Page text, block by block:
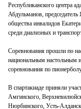
Республиканского центра
Абдульманов, председатель
общества инвалидов
среди диализных и
Соревнования прошли по
национальным настольным
соревнования по
В спартакиаде приняли
Амгинского,
Нюрбинского, Усть-